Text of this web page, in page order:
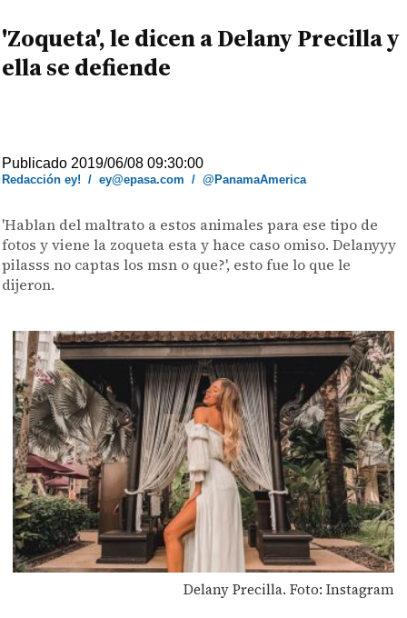
'Zoqueta', le dicen a Delany Precilla y
ella se defiende
Publicado 2019/06/08 09:30:00
Redacción ey! /ey@epasa.com /@PanamaAmerica
'Hablan del maltrato a estos animales para ese tipo de
fotos y viene la zoqueta esta y hace caso omiso. Delanyyy
pilasss no captas los msn o que?', esto fue lo que le
dijeron.
Delany Precilla. Foto: Instagram